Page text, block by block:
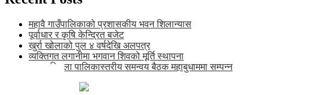
महावै गाउँपालिकाको प्रशासकीय भवन शिलान्यास
पूर्वाधार र कृषि केन्द्रित बजेट
खुर्रा खोलाको पुल ४ वर्षदेखि अलपत्र
व्यक्तिगत लगानीमा भगवान शिवको मूर्ति स्थापना
अन्तर जिल्ला पालिकास्तरीय समन्वय बैठक महाबुधाममा सम्पन्न